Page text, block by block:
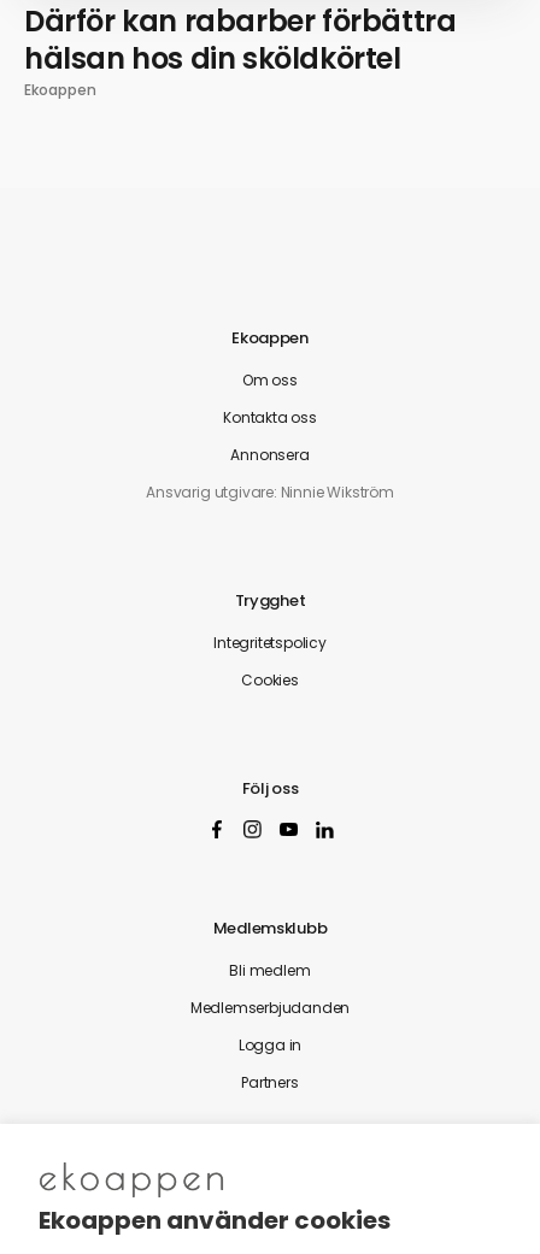
Därför kan rabarber förbättra
hälsan hos din sköldkörtel
Ekoappen
Ekoappen
Om oss
Kontakta oss
Annonsera
Ansvarig utgivare: Ninnie Wikström
Trygghet
Integritetspolicy
Cookies
Följ oss
Medlemsklubb
Bli medlem
Medlemserbjudanden
Logga in
Partners
Nytt från Ekoappen
Ekoappen använder cookies